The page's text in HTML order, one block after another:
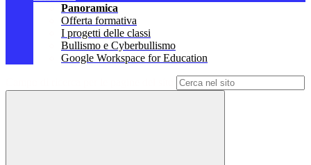
Panoramica
Offerta formativa
I progetti delle classi
Bullismo e Cyberbullismo
Google Workspace for Education